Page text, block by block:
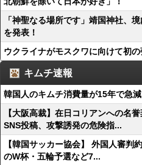
「神聖なる場所です」靖国神社、
を発表！
ウクライナがモスクワに向けて初
キムチ速報
韓国人のキムチ消費量が15年で急
【大阪高裁】在日コリアンへの名
SNS投稿、攻撃誘発の危険指...
【韓国サッカー協会】 外国人審
のW杯・五輪予選など7...